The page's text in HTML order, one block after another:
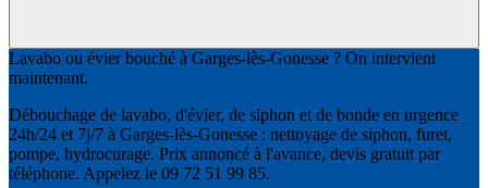
Lavabo ou évier bouché à Garges-lès-Gonesse ? On intervient
maintenant.
Débouchage de lavabo, d'évier, de siphon et de bonde en urgence
24h/24 et 7j/7 à Garges-lès-Gonesse : nettoyage de siphon, furet,
pompe, hydrocurage. Prix annoncé à l'avance, devis gratuit par
téléphone. Appelez le 09 72 51 99 85.